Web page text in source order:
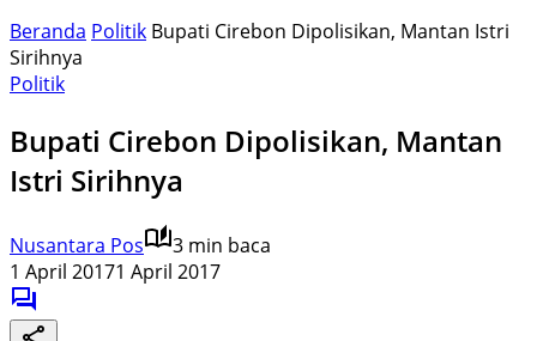
Beranda Politik Bupati Cirebon Dipolisikan, Mantan Istri
Sirihnya
Politik
Bupati Cirebon Dipolisikan, Mantan
Istri Sirihnya
Nusantara Pos
3 min baca
1 April 20171 April 2017